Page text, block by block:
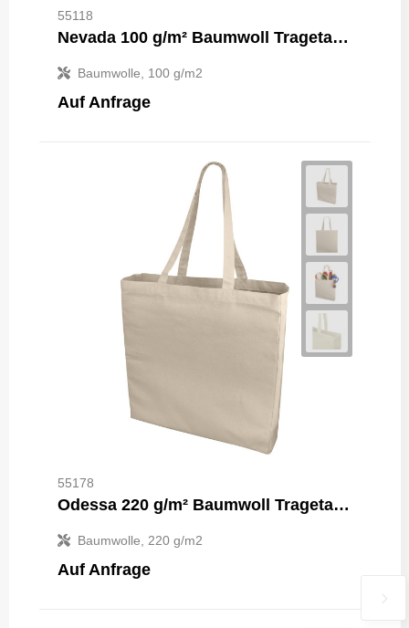
55118
Nevada 100 g/m² Baumwoll Tragetasche 7L
Baumwolle, 100 g/m2
Auf Anfrage
55178
Odessa 220 g/m² Baumwoll Tragetasche 13L
Baumwolle, 220 g/m2
Auf Anfrage